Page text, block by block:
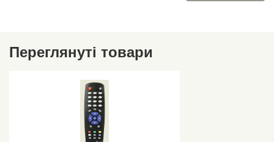
Переглянуті товари